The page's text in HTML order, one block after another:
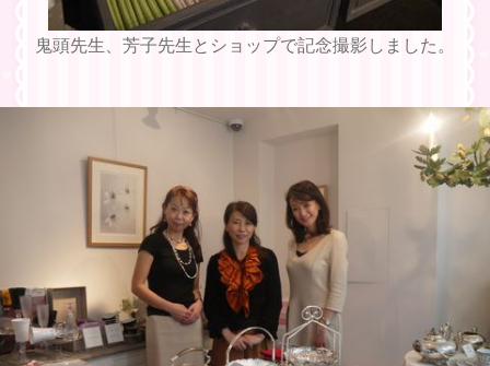
鬼頭先生、芳子先生とショップで記念撮影しました。